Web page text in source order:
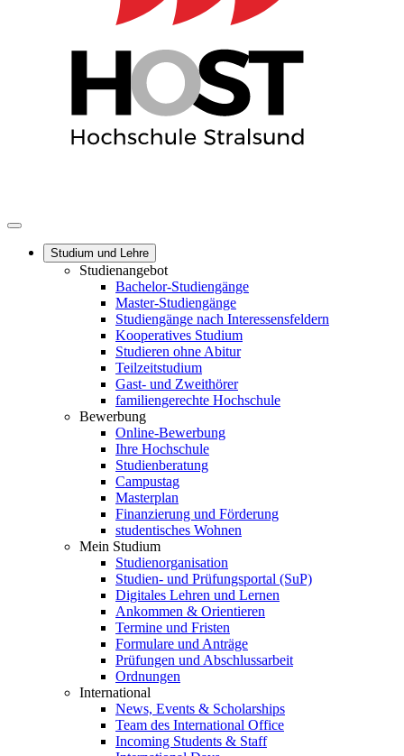
Studium und Lehre
Studienangebot
Bachelor-Studiengänge
Master-Studiengänge
Studiengänge nach Interessensfeldern
Kooperatives Studium
Studieren ohne Abitur
Teilzeitstudium
Gast- und Zweithörer
familiengerechte Hochschule
Bewerbung
Online-Bewerbung
Ihre Hochschule
Studienberatung
Campustag
Masterplan
Finanzierung und Förderung
studentisches Wohnen
Mein Studium
Studienorganisation
Studien- und Prüfungsportal (SuP)
Digitales Lehren und Lernen
Ankommen & Orientieren
Termine und Fristen
Formulare und Anträge
Prüfungen und Abschlussarbeit
Ordnungen
International
News, Events & Scholarships
Team des International Office
Incoming Students & Staff